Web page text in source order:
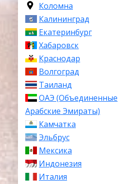
Коломна
Калининград
Екатеринбург
Хабаровск
Краснодар
Волгоград
Таиланд
ОАЭ (Объединенные
Арабские Эмираты)
Камчатка
Эльбрус
Мексика
Индонезия
Италия